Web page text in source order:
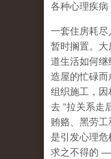
各种心理疾病
一套住房耗
暂时搁置。
道生活如何
造屋的忙碌而
组织施工，
去 “拉关系走
贿赂、黑劳
是引发心理
求之不得的